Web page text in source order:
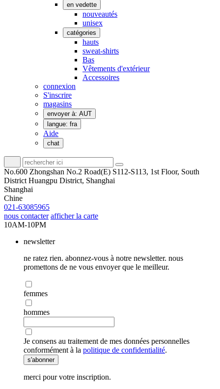
en vedette
nouveautés
unisex
catégories
hauts
sweat-shirts
Bas
Vêtements d'extérieur
Accessoires
connexion
S'inscrire
magasins
envoyer à: AUT
langue: fra
Aide
chat
No.600 Zhongshan No.2 Road(E) S112-S113, 1st Floor, South
District Huangpu District, Shanghai
Shanghai
Chine
021-63085965
nous contacter afficher la carte
10AM-10PM
newsletter
ne ratez rien. abonnez-vous à notre newsletter. nous
promettons de ne vous envoyer que le meilleur.
femmes
hommes
Je consens au traitement de mes données personnelles
conformément à la politique de confidentialité.
s'abonner
merci pour votre inscription.